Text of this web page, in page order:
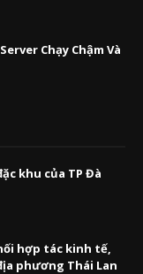
Chạy Chậm Và
khu của TP Đà
hợp tác kinh tế,
phương Thái Lan